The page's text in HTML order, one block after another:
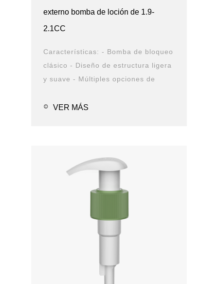
externo bomba de loción de 1.9-
2.1CC
Características: - Bomba de bloqueo
clásico - Diseño de estructura ligera
y suave - Múltiples opciones de
solución de PCR - Prueba de fugas
VER MÁS